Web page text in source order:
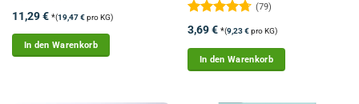
Bewertet
mit4.93
von 5
11,29€ *(19,47€pro KG)
In den Warenkorb
Bewertet
mit 4.73
von 5
(79)
3,69€ *(9,23€pro KG)
In den Warenkorb